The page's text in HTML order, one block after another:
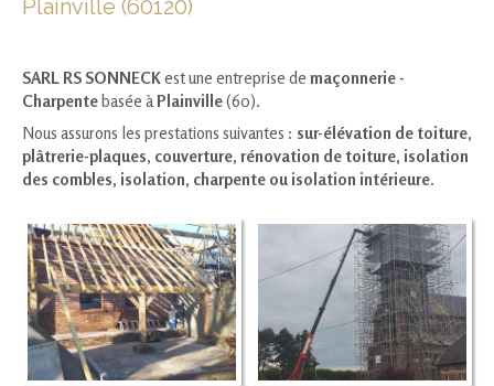
Plainville (60120)
SARL RS SONNECKest une entreprise de maçonnerie -
Charpentebasée àPlainville(60).
Nous assurons les prestations suivantes : sur-élévation de toiture,
plâtrerie-plaques, couverture, rénovation de toiture, isolation
des combles, isolation, charpente ou isolation intérieure.